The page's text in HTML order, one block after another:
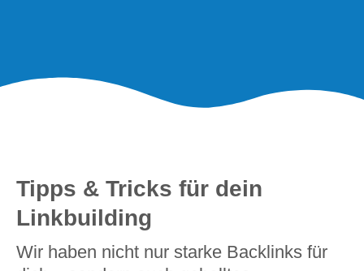
Tipps & Tricks für dein
Linkbuilding
Wir haben nicht nur starke Backlinks für